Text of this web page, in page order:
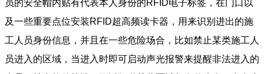
员的安全帽内贴有代表本人身份的RFID电子标签，在门口以
及一些重要点位安装RFID超高频读卡器，用来识别进出的施
工人员身份信息，并且在一些危险场合，比如禁止某类施工人
员进入的区域，当进入时即可启动声光报警来提醒非法进入的